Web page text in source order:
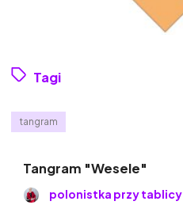
Tagi
tangram
Tangram "Wesele"
polonistka przy tablicy